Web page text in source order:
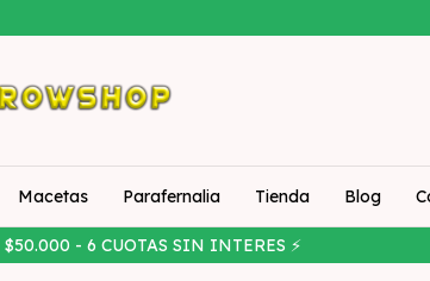
- 6 CUOTAS SIN INTERES ⚡
Macetas Parafernalia Tienda Blog